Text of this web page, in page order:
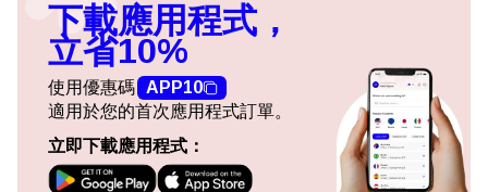
下載應用程式，
立省10%
使用優惠碼 APP10
適用於您的首次應用程式訂單。
立即下載應用程式：